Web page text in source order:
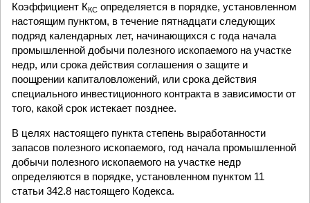
Коэффициент ККС определяется в порядке, установленном
настоящим пунктом, в течение пятнадцати следующих
подряд календарных лет, начинающихся с года начала
промышленной добычи полезного ископаемого на участке
недр, или срока действия соглашения о защите и
поощрении капиталовложений, или срока действия
специального инвестиционного контракта в зависимости от
того, какой срок истекает позднее.
В целях настоящего пункта степень выработанности
запасов полезного ископаемого, год начала промышленной
добычи полезного ископаемого на участке недр
определяются в порядке, установленном пунктом 11
статьи 342.8 настоящего Кодекса.